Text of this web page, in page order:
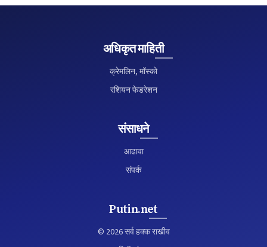
अधिकृत माहिती
क्रेमलिन, मॉस्को
रशियन फेडरेशन
संसाधने
आढावा
संपर्क
Putin.net
© 2026 सर्व हक्क राखीव